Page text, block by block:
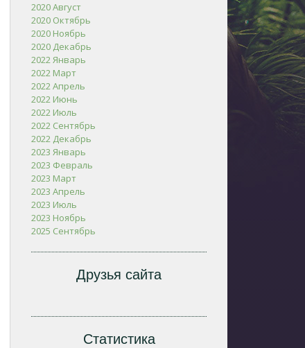
2020 Август
2020 Октябрь
2020 Ноябрь
2020 Декабрь
2022 Январь
2022 Март
2022 Апрель
2022 Июнь
2022 Июль
2022 Сентябрь
2022 Декабрь
2023 Январь
2023 Февраль
2023 Март
2023 Апрель
2023 Июль
2023 Ноябрь
2025 Сентябрь
Друзья сайта
Статистика